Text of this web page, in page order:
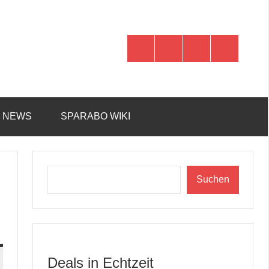
NEWS SPARABO WIKI
Suchen
Deals in Echtzeit